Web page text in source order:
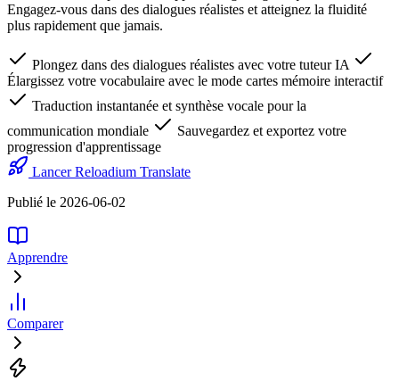
Engagez-vous dans des dialogues réalistes et atteignez la fluidité
plus rapidement que jamais.
Plongez dans des dialogues réalistes avec votre tuteur IA
Élargissez votre vocabulaire avec le mode cartes mémoire interactif
Traduction instantanée et synthèse vocale pour la
communication mondiale
Sauvegardez et exportez votre
progression d'apprentissage
Lancer Reloadium Translate
Publié le 2026-06-02
Apprendre
Comparer